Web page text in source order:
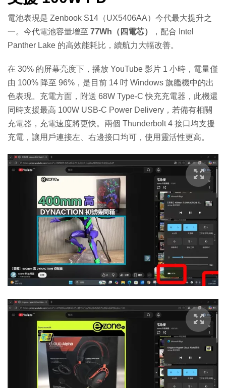
電池表現是 Zenbook S14（UX5406AA）今代最大提升之
一。今代電池容量增至 77Wh（四電芯）
，配合 Intel
Panther Lake 的高效能耗比，續航力大幅改善。
在 30% 的屏幕亮度下，播放 YouTube 影片 1 小時，電量僅
由 100% 降至 96%，是目前 14 吋 Windows 旗艦機中的出
色表現。充電方面，附送 68W Type-C 快充充電器，此機還
同時支援最高 100W USB-C Power Delivery，若備有相關
充電器，充電速度將更快。兩個 Thunderbolt 4 接口均支援
充電，讓用戶連接左、右邊接口均可，使用靈活性更高。